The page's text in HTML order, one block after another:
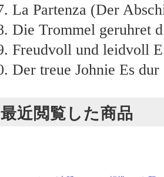
La Partenza (Der
Die Trommel geruhret
Freudvoll und leidvoll
Der treue Johnie Es
最近閲覧した商品